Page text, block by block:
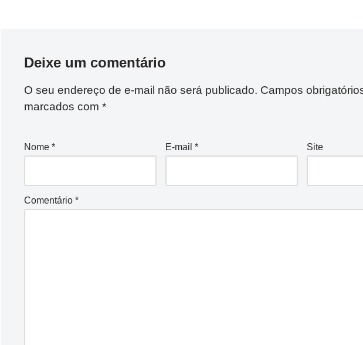
Deixe um comentário
O seu endereço de e-mail não será publicado. Campos
marcados com *
Nome * E-mail * Site
Comentário *